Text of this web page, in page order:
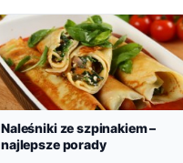
Naleśniki ze szpinakiem –
najlepsze porady